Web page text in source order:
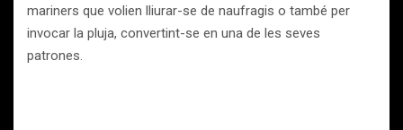
mariners que volien lliurar-se de naufragis o també per
invocar la pluja, convertint-se en una de les seves
patrones.